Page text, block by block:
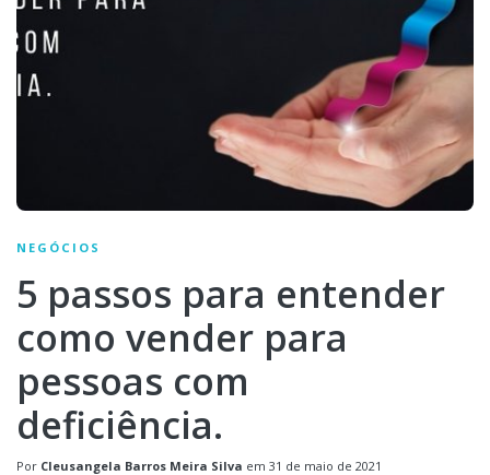
NEGÓCIOS
5 passos para entender
como vender para
pessoas com
deficiência.
Por Cleusangela Barros Meira Silva em 31 de maio de 2021